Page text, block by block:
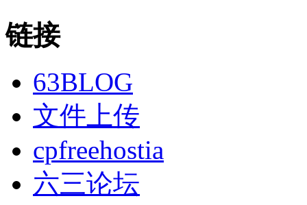
链接
63BLOG
文件上传
cpfreehostia
六三论坛